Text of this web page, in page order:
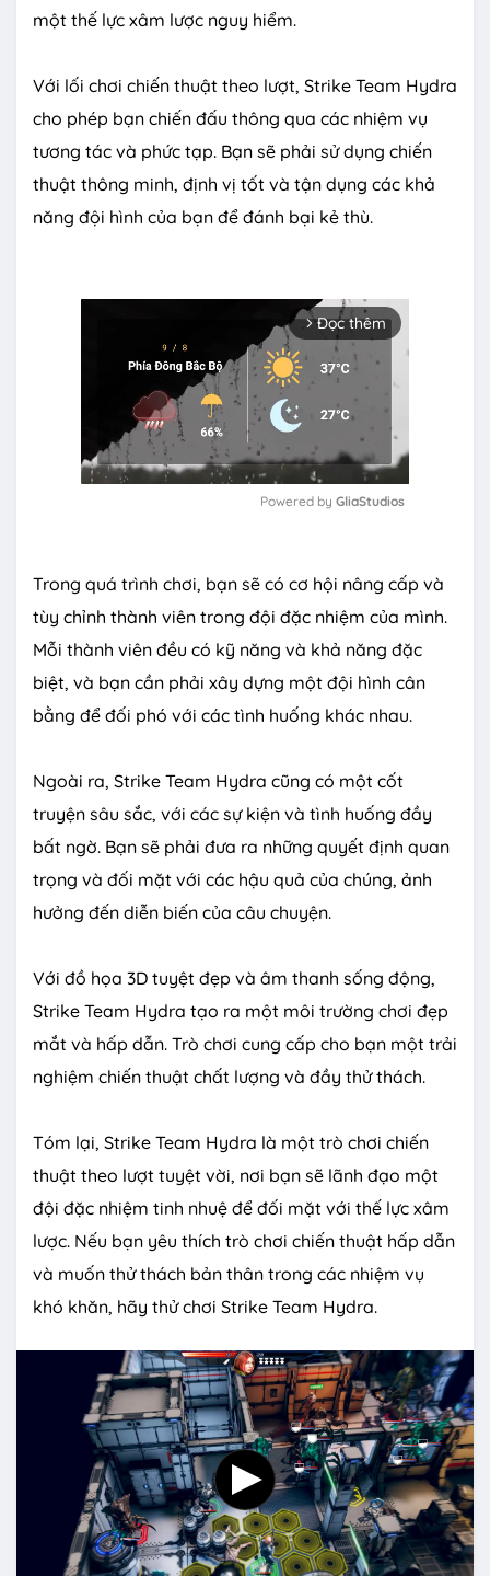
một thế lực xâm lược nguy hiểm.
Với lối chơi chiến thuật theo lượt, Strike Team Hydra
cho phép bạn chiến đấu thông qua các nhiệm vụ
tương tác và phức tạp. Bạn sẽ phải sử dụng chiến
thuật thông minh, định vị tốt và tận dụng các khả
năng đội hình của bạn để đánh bại kẻ thù.
arrow_forward_ios Đọc thêm
t
e
Powered by GliaStudios
Trong quá trình chơi, bạn sẽ có cơ hội nâng cấp và
tùy chỉnh thành viên trong đội đặc nhiệm của mình.
Mỗi thành viên đều có kỹ năng và khả năng đặc
biệt, và bạn cần phải xây dựng một đội hình cân
bằng để đối phó với các tình huống khác nhau.
Ngoài ra, Strike Team Hydra cũng có một cốt
truyện sâu sắc, với các sự kiện và tình huống đầy
bất ngờ. Bạn sẽ phải đưa ra những quyết định quan
trọng và đối mặt với các hậu quả của chúng, ảnh
hưởng đến diễn biến của câu chuyện.
Với đồ họa 3D tuyệt đẹp và âm thanh sống động,
Strike Team Hydra tạo ra một môi trường chơi đẹp
mắt và hấp dẫn. Trò chơi cung cấp cho bạn một trải
nghiệm chiến thuật chất lượng và đầy thử thách.
Tóm lại, Strike Team Hydra là một trò chơi chiến
thuật theo lượt tuyệt vời, nơi bạn sẽ lãnh đạo một
đội đặc nhiệm tinh nhuệ để đối mặt với thế lực xâm
lược. Nếu bạn yêu thích trò chơi chiến thuật hấp dẫn
và muốn thử thách bản thân trong các nhiệm vụ
khó khăn, hãy thử chơi Strike Team Hydra.